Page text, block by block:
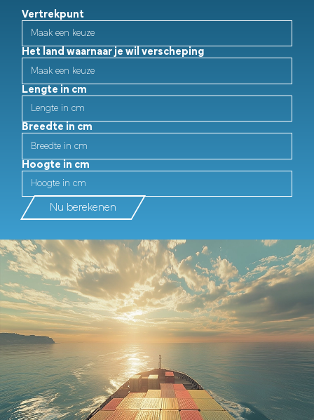
Vertrekpunt
Het land waarnaar je wil verscheping
Lengte in cm
Breedte in cm
Hoogte in cm
Nu berekenen